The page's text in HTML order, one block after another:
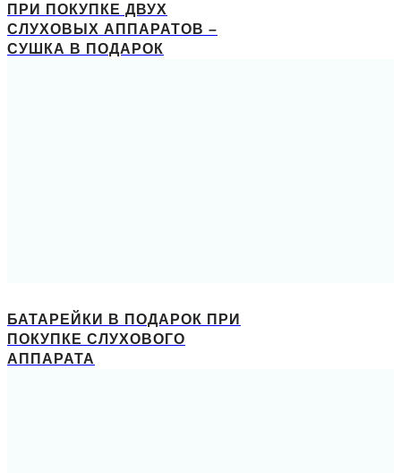
ПРИ ПОКУПКЕ ДВУХ
СЛУХОВЫХ АППАРАТОВ –
СУШКА В ПОДАРОК
БАТАРЕЙКИ В ПОДАРОК ПРИ
ПОКУПКЕ СЛУХОВОГО
АППАРАТА